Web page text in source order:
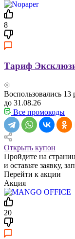
8
Тариф
Воспользовались 13
до 31.08.26
Все промокоды
Открыть купон
Пройдите на
и оставьте заявку,
Перейти к акции
Акция
20